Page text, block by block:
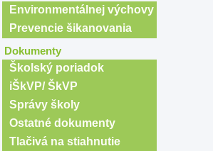
Environmentálnej výchovy
Prevencie šikanovania
Dokumenty
Školský poriadok
iŠkVP/ ŠkVP
Správy školy
Ostatné dokumenty
Tlačivá na stiahnutie